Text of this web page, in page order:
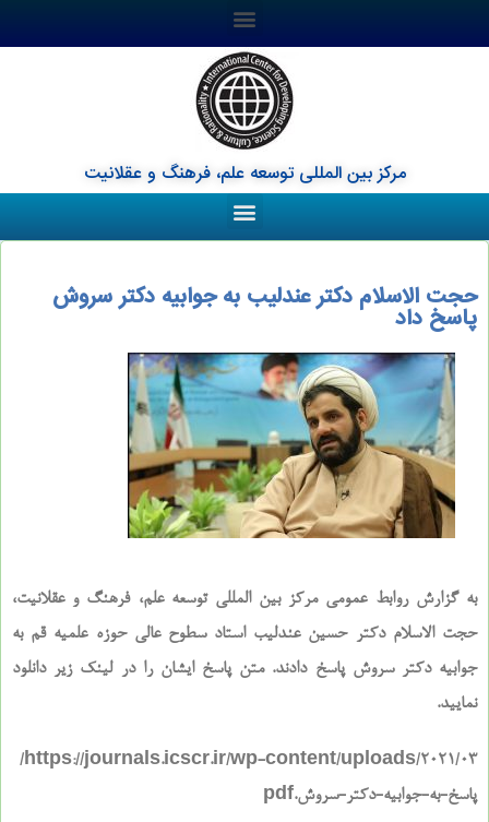
مرکز بین المللی توسعه علم، فرهنگ و عقلانیت
حجت الاسلام دکتر عندلیب به جوابیه دکتر سروش
پاسخ داد
به گزارش روابط عمومی مرکز بین المللی توسعه علم، فرهنگ و عقلانیت،
حجت الاسلام دکتر حسین عندلیب استاد سطوح عالی حوزه علمیه قم به
جوابیه دکتر سروش پاسخ دادند. متن پاسخ ایشان را در لینک زیر دانلود
نمایید.
https://journals.icscr.ir/wp-content/uploads/2021/03/
پاسخ-به-جوابیه-دکتر-سروش.pdf